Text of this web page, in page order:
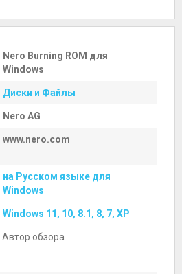
Nero Burning ROM для
Windows
Диски и Файлы
Nero AG
www.nero.com
на Русском языке для
Windows
Windows 11, 10, 8.1, 8, 7, XP
Автор обзора